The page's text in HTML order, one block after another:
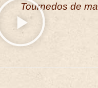
Tournedos de